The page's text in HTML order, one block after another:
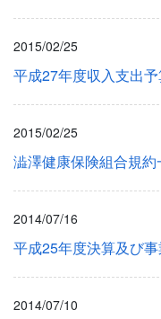
2015/02/25
平成27年度収入支出
2015/02/25
澁澤健康保険組合規
2014/07/16
平成25年度決算及び
2014/07/10